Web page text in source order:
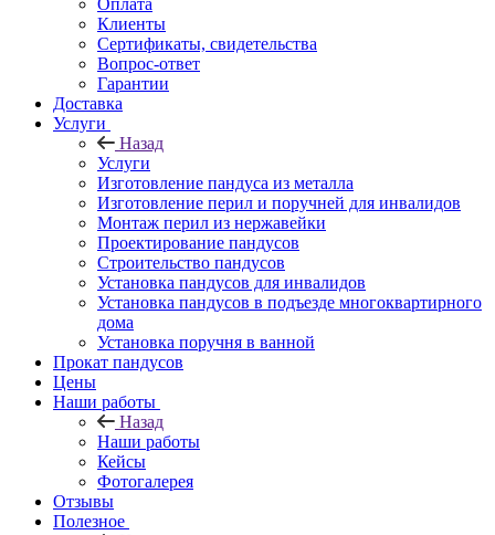
Оплата
Клиенты
Сертификаты, свидетельства
Вопрос-ответ
Гарантии
Доставка
Услуги
Назад
Услуги
Изготовление пандуса из металла
Изготовление перил и поручней для инвалидов
Монтаж перил из нержавейки
Проектирование пандусов
Строительство пандусов
Установка пандусов для инвалидов
Установка пандусов в подъезде многоквартирного
дома
Установка поручня в ванной
Прокат пандусов
Цены
Наши работы
Назад
Наши работы
Кейсы
Фотогалерея
Отзывы
Полезное